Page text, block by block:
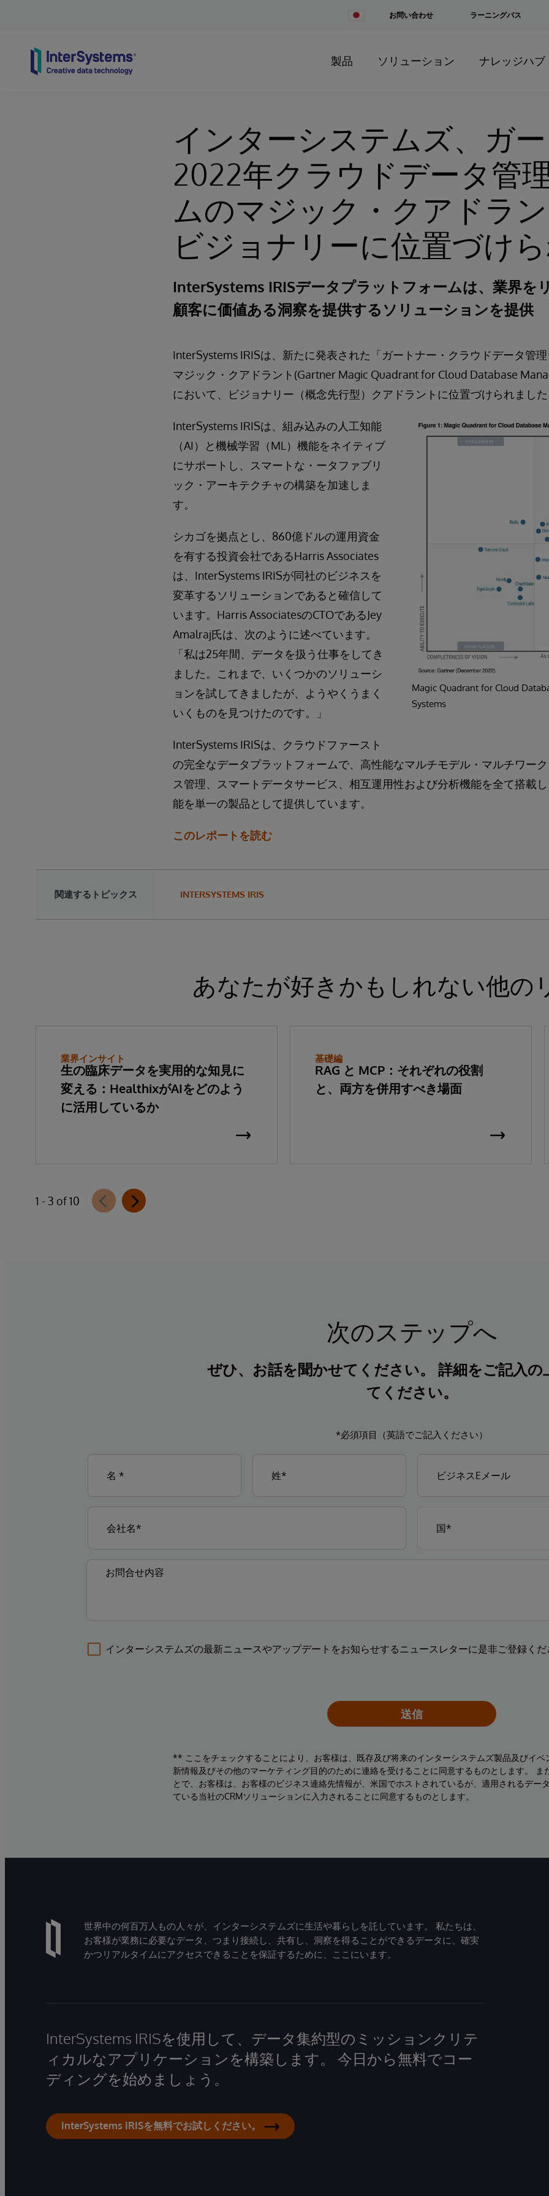
Change
お問い合わせ ラーニングパス
製品 ソリューション ナレッジハブ
インターシステムズ、ガ
2022年クラウドデータ管
ムのマジック・クアドラン
ビジョナリーに位置づけ
InterSystems IRISデータプラットフォームは、業界を
顧客に価値ある洞察を提供するソリューションを提供
InterSystems IRISは、新たに発表された「ガートナー・クラウドデータ管
マジック・クアドラント(Gartner Magic Quadrant for Cloud Database
において、ビジョナリー（概念先行型）クアドラントに位置づけられました
Magic Quadrant for Cloud
Systems
InterSystems IRISは、組み込みの人工知能
（AI）と機械学習（ML）機能をネイティブ
にサポートし、スマートな・ータファブリ
ック・アーキテクチャの構築を加速しま
す。
シカゴを拠点とし、860億ドルの運用資金
を有する投資会社であるHarris Associates
は、InterSystems IRISが同社のビジネスを
変革するソリューションであると確信して
います。Harris AssociatesのCTOであるJey
Amalraj氏は、次のように述べています。
「私は25年間、データを扱う仕事をしてき
ました。これまで、いくつかのソリューシ
ョンを試してきましたが、ようやくうまく
いくものを見つけたのです。」
InterSystems IRISは、クラウドファースト
の完全なデータプラットフォームで、高性能なマルチモデル・マルチワー
ス管理、スマートデータサービス、相互運用性および分析機能を全て搭載
能を単一の製品として提供しています。
このレポートを読む
関連するトピックス INTERSYSTEMS IRIS
あなたが好きかもしれない他の
業界インサイト
生の臨床データを実用的な知見に
変える：HealthixがAIをどのよう
に活用しているか
基礎編
RAG と MCP：それぞれの役割
と、両方を併用すべき場面
1 - 3 of 10
次のステップへ
ぜひ、お話を聞かせてください。 詳細をご記入の
てください。
*必須項目（英語でご記入ください）
インターシステムズの最新ニュースやアップデートをお知らせするニュースレターに是非ご登録く
送信
** ここをチェックすることにより、お客様は、既存及び将来のインターシステムズ製品及びイベ
新情報及びその他のマーケティング目的のために連絡を受けることに同意するものとします。 ま
とで、お客様は、お客様のビジネス連絡先情報が、米国でホストされているが、適用されるデー
ている当社のCRMソリューションに入力されることに同意するものとします。
世界中の何百万人もの人々が、インターシステムズに生活や暮らしを託しています。 私たちは、
お客様が業務に必要なデータ、つまり接続し、共有し、洞察を得ることができるデータに、確実
かつリアルタイムにアクセスできることを保証するために、ここにいます。
InterSystems IRISを使用して、データ集約型のミッションクリテ
ィカルなアプリケーションを構築します。 今日から無料でコー
ディングを始めましょう。
InterSystems IRISを無料でお試しください。